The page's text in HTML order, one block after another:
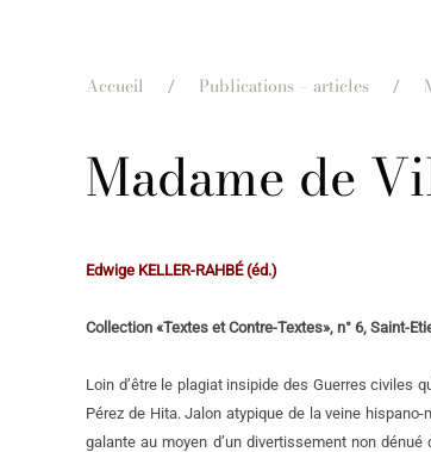
Accueil Publications – articles
Madame de
Edwige KELLER-RAHBÉ (éd.)
Collection «Textes et Contre-Textes», n° 6, Saint-
Loin d’être le plagiat insipide des Guerres civiles
Pérez de Hita. Jalon atypique de la veine
galante au moyen d’un divertissement non